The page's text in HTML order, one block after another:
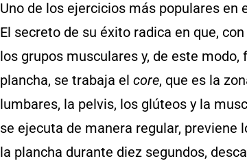
Uno de los ejercicios más populares
El secreto de su éxito radica en que,
los grupos musculares y, de este
plancha, se trabaja el core, que es la
lumbares, la pelvis, los glúteos y la
se ejecuta de manera regular, previene
la plancha durante diez segundos,